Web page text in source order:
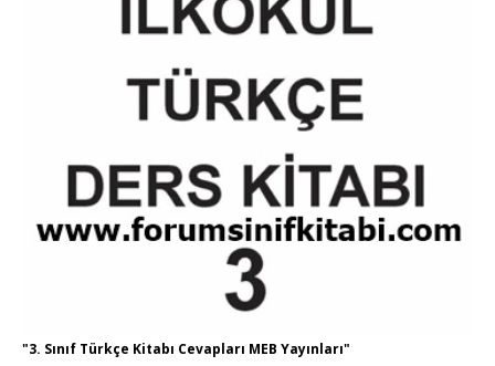
"3. Sınıf Türkçe Kitabı Cevapları MEB Yayınları"